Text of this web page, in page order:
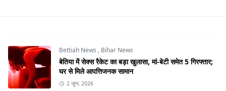
Bettiah News , Bihar News
बेतिया में सेक्स रैकेट का बड़ा खुलासा, मां-बेटी समेत 5 गिरफ्तार;
घर से मिले आपत्तिजनक सामान
2 जून, 2026